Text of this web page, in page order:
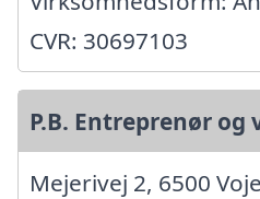
CVR: 30697103
P.B. Entreprenør og
Mejerivej 2, 6500